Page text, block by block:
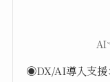
AI
◉DX/AI導入支援